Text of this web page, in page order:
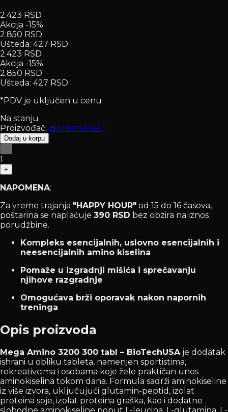
2.423 RSD
Akcija -15%
2.850 RSD
Ušteda: 427 RSD
2.423 RSD
Akcija -15%
2.850 RSD
Ušteda: 427 RSD
*PDV je uključen u cenu
Na stanju
Proizvođač: BioTech USA
Dodaj u korpu
−
1
+
NAPOMENA:
Za vreme trajanja "HAPPY HOUR" od 15 do 16 časova,
poštarina se naplaćuje 390 RSD bez obzira na iznos
porudžbine.
Kompleks esencijalnih, uslovno esencijalnih i
neesencijalnih amino kiselina
Pomaže u izgradnji mišića i sprečavanju
njihove razgradnje
Omogućava brži oporavak nakon napornih
treninga
Opis proizvoda
Mega Amino 3200 300 tabl – BioTechUSA je dodatak
ishrani u obliku tableta, namenjen sportistima,
rekreativcima i osobama koje žele praktičan unos
aminokiselina tokom dana. Formula sadrži aminokiseline
iz više izvora, uključujući glutamin-peptid, izolat
proteina soje, izolat proteina graška, kao i dodatne
slobodne aminokiseline poput L-leucina, L-glutamina, L-